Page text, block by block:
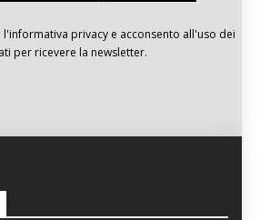
privacy e acconsento all'uso dei
per ricevere la newsletter.